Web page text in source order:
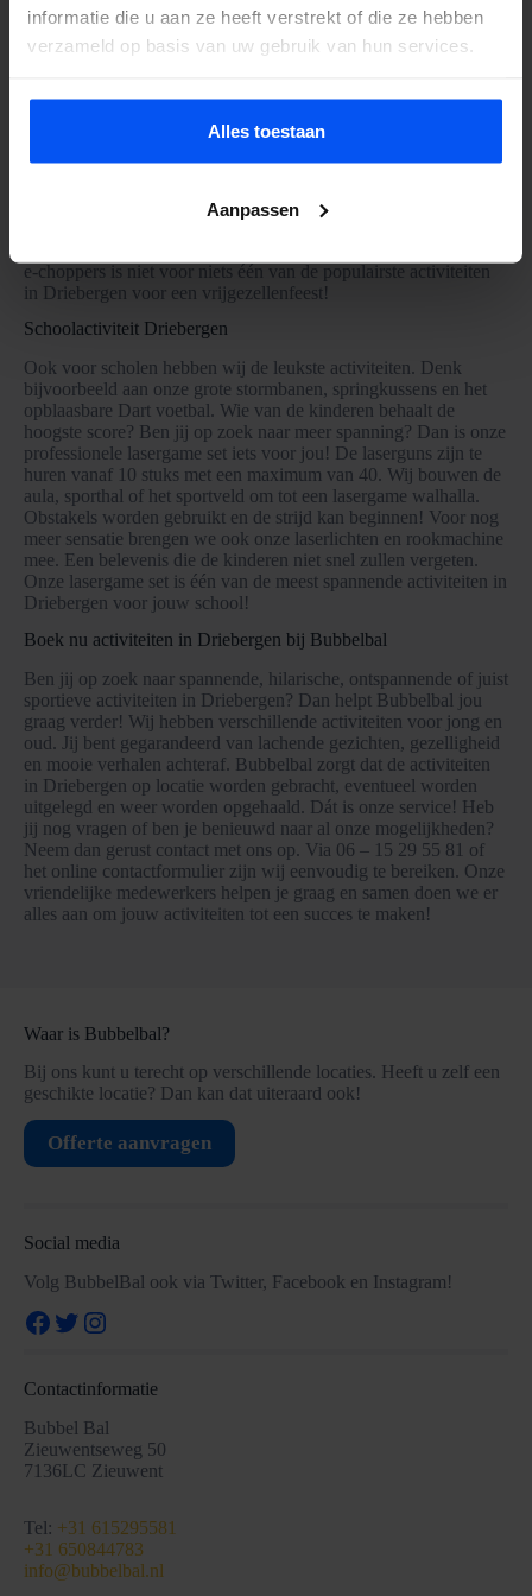
informatie die u aan ze heeft verstrekt of die ze hebben
verzameld op basis van uw gebruik van hun services.
Alles toestaan
Aanpassen
Is het tijd voor een vrijgezellenfeest? Dan weten wij precies wat
jij zoekt! Met onze e-choppers heb jij een meer dan geschikte
ons gebracht en voorzien van instructies. Daarna is het aan jullie.
Met 25 km/h scheuren jullie langs de mooiste plekken in
Driebergen! Doordat de e-choppers volledig stil zijn, kun jij
heerlijk blijven ouwehoeren met jouw vrienden of vriendinnen.
eindje toeren. Na afloop halen wij de e-choppers weer op en
e-choppers is niet voor niets één van de populairste activiteiten
in Driebergen voor een vrijgezellenfeest!
Schoolactiviteit Driebergen
Ook voor scholen hebben wij de leukste activiteiten. Denk
bijvoorbeeld aan onze grote stormbanen, springkussens en het
opblaasbare Dart voetbal. Wie van de kinderen behaalt de
hoogste score? Ben jij op zoek naar meer spanning? Dan is onze
professionele lasergame set iets voor jou! De laserguns zijn te
huren vanaf 10 stuks met een maximum van 40. Wij bouwen de
aula, sporthal of het sportveld om tot een lasergame walhalla.
Obstakels worden gebruikt en de strijd kan beginnen! Voor nog
meer sensatie brengen we ook onze laserlichten en rookmachine
mee. Een belevenis die de kinderen niet snel zullen vergeten.
Onze lasergame set is één van de meest spannende activiteiten in
Driebergen voor jouw school!
Boek nu activiteiten in Driebergen bij Bubbelbal
Ben jij op zoek naar spannende, hilarische, ontspannende of juist
sportieve activiteiten in Driebergen? Dan helpt Bubbelbal jou
graag verder! Wij hebben verschillende activiteiten voor jong en
oud. Jij bent gegarandeerd van lachende gezichten, gezelligheid
en mooie verhalen achteraf. Bubbelbal zorgt dat de activiteiten
in Driebergen op locatie worden gebracht, eventueel worden
uitgelegd en weer worden opgehaald. Dát is onze service! Heb
jij nog vragen of ben je benieuwd naar al onze mogelijkheden?
Neem dan gerust contact met ons op. Via 06 – 15 29 55 81 of
het online contactformulier zijn wij eenvoudig te bereiken. Onze
vriendelijke medewerkers helpen je graag en samen doen we er
alles aan om jouw activiteiten tot een succes te maken!
Waar is Bubbelbal?
Bij ons kunt u terecht op verschillende locaties. Heeft u zelf een
geschikte locatie? Dan kan dat uiteraard ook!
Offerte aanvragen
Social media
Volg BubbelBal ook via Twitter, Facebook en Instagram!
Facebook
Twitter
Instagram
Contactinformatie
Bubbel Bal
Zieuwentseweg 50
7136LC Zieuwent
Tel: +31 615295581
+31 650844783
info@bubbelbal.nl